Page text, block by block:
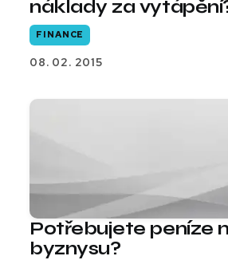
náklady za
FINANCE
08. 02. 2015
Potřebujete peníze
byznysu?